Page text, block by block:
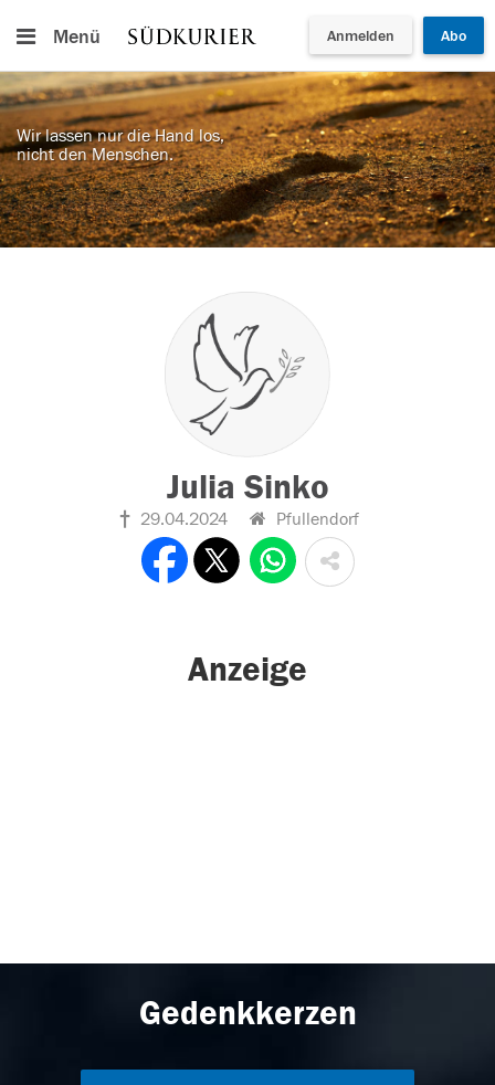
Menü Anmelden Abo
Wir lassen nur die Hand los,
nicht den Menschen.
Julia Sinko
29.04.2024 Pfullendorf
Anzeige
Gedenkkerzen